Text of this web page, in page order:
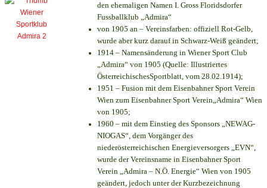
den ehemaligen Namen I. Gross Floridsdorfer
Fussballklub „Admira“
von 1905 an – Vereinsfarben: offiziell Rot-Gelb,
wurde aber kurz darauf in Schwarz-Weiß geändert;
1914 – Namensänderung in Wiener Sport Club
„Admira“ von 1905 (Quelle: Illustriertes
ÖsterreichischesSportblatt, vom 28.02.1914);
1951 – Fusion mit dem Eisenbahner Sport Verein
Wien zum Eisenbahner Sport Verein„Admira“ Wien
von 1905;
1960 – mit dem Einstieg des Sponsors „NEWAG-
NIOGAS“, dem Vorgänger des
niederösterreichischen Energieversorgers „EVN“,
wurde der Vereinsname in Eisenbahner Sport
Verein „Admira – N.Ö. Energie“ Wien von 1905
geändert, jedoch unter der Kurzbezeichnung